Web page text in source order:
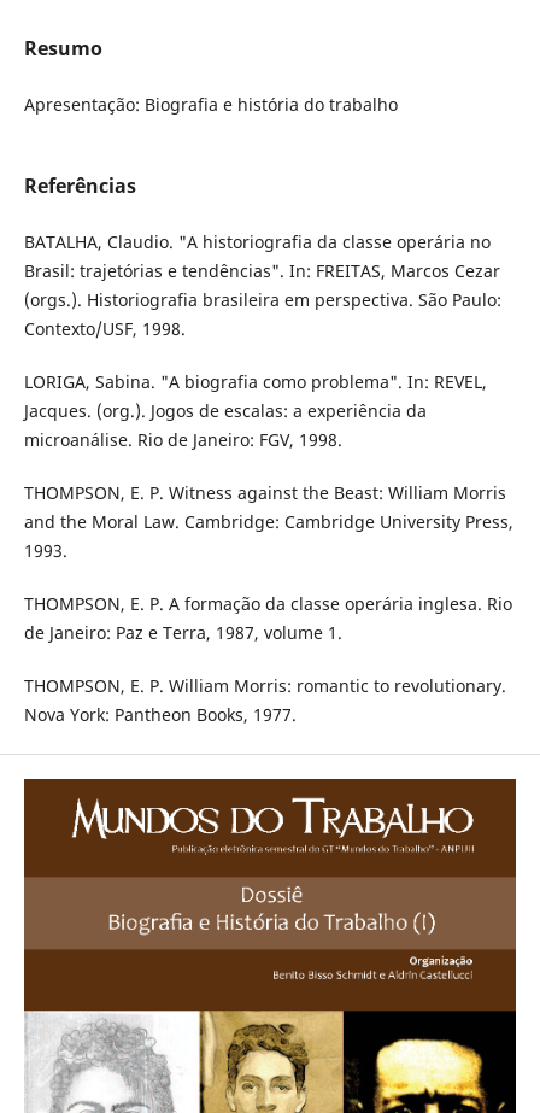
Resumo
Apresentação: Biografia e história do trabalho
Referências
BATALHA, Claudio. "A historiografia da classe operária no
Brasil: trajetórias e tendências". In: FREITAS, Marcos Cezar
(orgs.). Historiografia brasileira em perspectiva. São Paulo:
Contexto/USF, 1998.
LORIGA, Sabina. "A biografia como problema". In: REVEL,
Jacques. (org.). Jogos de escalas: a experiência da
microanálise. Rio de Janeiro: FGV, 1998.
THOMPSON, E. P. Witness against the Beast: William Morris
and the Moral Law. Cambridge: Cambridge University Press,
1993.
THOMPSON, E. P. A formação da classe operária inglesa. Rio
de Janeiro: Paz e Terra, 1987, volume 1.
THOMPSON, E. P. William Morris: romantic to revolutionary.
Nova York: Pantheon Books, 1977.